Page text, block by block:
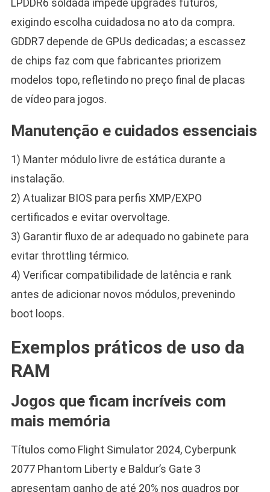
exigindo escolha cuidadosa no ato da compra.
GDDR7 depende de GPUs dedicadas; a escassez
de chips faz com que fabricantes priorizem
modelos topo, refletindo no preço final de placas
de vídeo para jogos.
Manutenção e cuidados essenciais
1) Manter módulo livre de estática durante a
instalação.
2) Atualizar BIOS para perfis XMP/EXPO
certificados e evitar overvoltage.
3) Garantir fluxo de ar adequado no gabinete para
evitar throttling térmico.
4) Verificar compatibilidade de latência e rank
antes de adicionar novos módulos, prevenindo
boot loops.
Exemplos práticos de uso da
RAM
Jogos que ficam incríveis com
mais memória
Títulos como Flight Simulator 2024, Cyberpunk
2077 Phantom Liberty e Baldur’s Gate 3
apresentam ganho de até 20% nos quadros por